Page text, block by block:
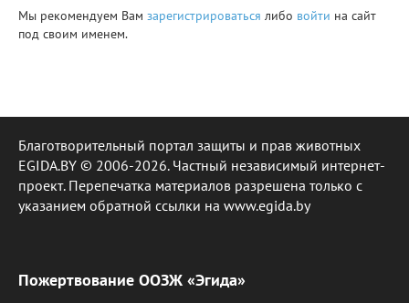
Мы рекомендуем Вам зарегистрироваться либо войти на сайт
под своим именем.
Благотворительный портал защиты и прав животных
EGIDA.BY © 2006-2026. Частный независимый интернет-
проект. Перепечатка материалов разрешена только с
указанием обратной ссылки на www.egida.by
Пожертвование ООЗЖ «Эгида»